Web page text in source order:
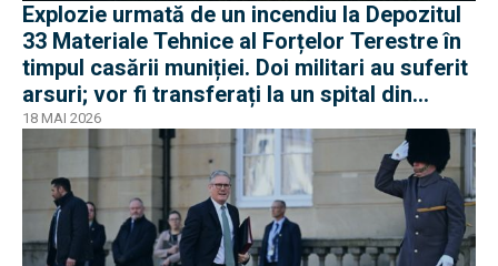
Explozie urmată de un incendiu la Depozitul
33 Materiale Tehnice al Forțelor Terestre în
timpul casării muniției. Doi militari au suferit
arsuri; vor fi transferați la un spital din
Belgia
18 MAI 2026